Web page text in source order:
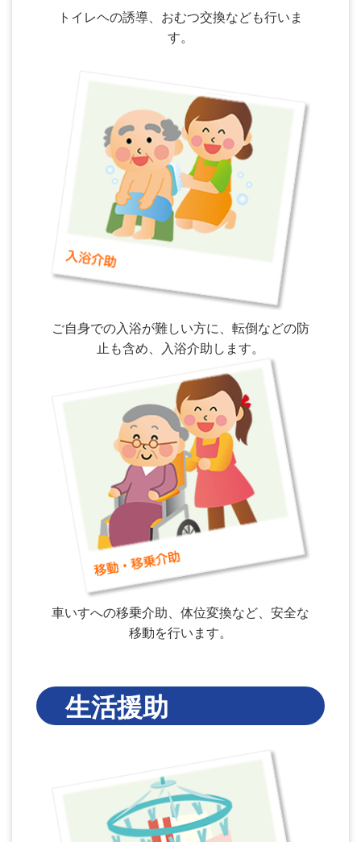
トイレヘの誘導、おむつ交換なども行いま
す。
ご自身での入浴が難しい方に、転倒などの防
止も含め、入浴介助します。
車いすへの移乗介助、体位変換など、安全な
移動を行います。
生活援助